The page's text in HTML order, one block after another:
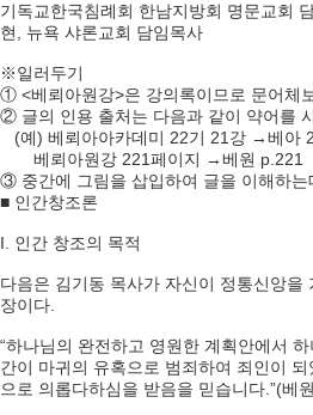
기독교한국침례회 한남지방회 명문교회
현, 뉴욕 샤론교회 담임목사
※일러두기
① <베뢰아원강>은 강의록이므로 문어체
② 글의 인용 출처는 다음과 같이 약어를
(예) 베뢰아아카데미 22기 21강 →베아
베뢰아원강 221페이지 →베원 p.221
③ 중간에 그림을 삽입하여 글을 이해하는
■ 인간창조론
I. 인간 창조의 목적
다음은 김기동 목사가 자신이 정통신앙을
장이다.
“하나님의 완전하고 영원한 계획안에서
간이 마귀의 유혹으로 범죄하여 죄인이
으로 의롭다하심을 받음을 믿습니다.”(베